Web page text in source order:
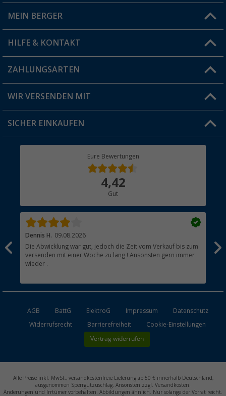
Filiale finden
MEIN BERGER
Vorteilskarte
Blog
Jobs & Karriere
HILFE & KONTAKT
FAQ & Kontakt
Versandinformationen
Rücksendung
ZAHLUNGSARTEN
WIR VERSENDEN MIT
SICHER EINKAUFEN
Eure Bewertungen
4,42
Gut
Dennis H. 09.08.2026
Die Abwicklung war gut, jedoch die Zeit vom Verkauf bis zum
versenden mit einer Woche zu lang ! Ansonsten gern immer
wieder .
AGB BattG ElektroG Impressum
Datenschutz
Widerrufsrecht
Barrierefreiheit Cookie-Einstellungen
Vertrag widerrufen
Alle Preise inkl. MwSt., versandkostenfreie Lieferung ab 50 € innerhalb Deutschland,
ausgenommen Sperrgutzuschlag. Ansonsten zzgl. Versandkosten.
Änderungen und Irrtümer vorbehalten. Abbildungen ähnlich. Nur solange der Vorrat reicht.